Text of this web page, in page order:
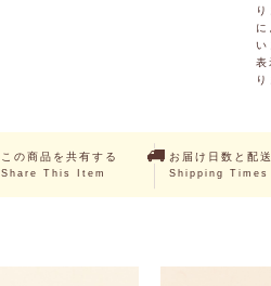
い
表
り
この商品を共有する
Share This Item
お届け日数と配
Shipping